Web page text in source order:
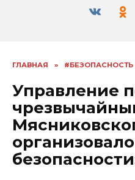
ГЛАВНАЯ » #БЕЗОПАСНОСТЬ
Управление